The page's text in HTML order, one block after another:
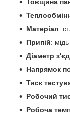
Матеріал:
Припій: мідь
Діаметр
Напрямок
Тиск
Робочий
Робоча